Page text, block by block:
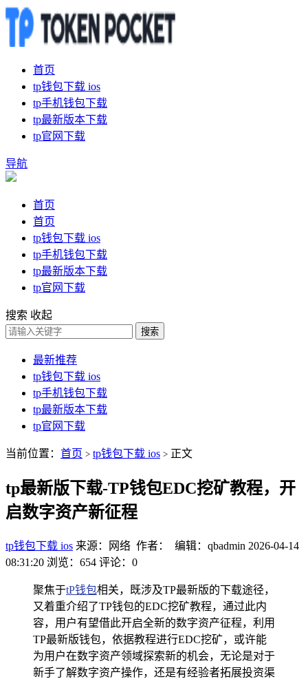
首页
tp钱包下载 ios
tp手机钱包下载
tp最新版本下载
tp官网下载
导航
首页
首页
tp钱包下载 ios
tp手机钱包下载
tp最新版本下载
tp官网下载
搜索 收起
搜索
最新推荐
tp钱包下载 ios
tp手机钱包下载
tp最新版本下载
tp官网下载
当前位置： 首页 > tp钱包下载 ios > 正文
tp最新版下载-TP钱包EDC挖矿教程，开
启数字资产新征程
tp钱包下载 ios 来源：网络 作者： 编辑：qbadmin 2026-04-14
08:31:20 浏览：654 评论：0
聚焦于tP钱包相关，既涉及TP最新版的下载途径，
又着重介绍了TP钱包的EDC挖矿教程，通过此内
容，用户有望借此开启全新的数字资产征程，利用
TP最新版钱包，依据教程进行EDC挖矿，或许能
为用户在数字资产领域探索新的机会，无论是对于
新手了解数字资产操作，还是有经验者拓展投资渠